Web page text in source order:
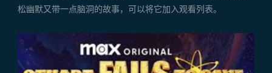
松幽默又带一点脑洞的故事，可以将它加入观看列表。